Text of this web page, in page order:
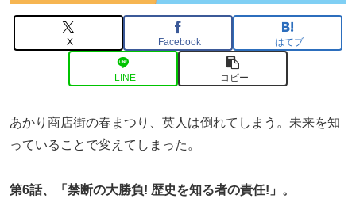
X Facebook はてブ
LINE コピー
あかり商店街の春まつり、英人は倒れてしまう。未来を知
っていることで変えてしまった。
第6話、「禁断の大勝負! 歴史を知る者の責任!」。